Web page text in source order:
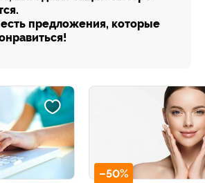
предложения, которые
–50%